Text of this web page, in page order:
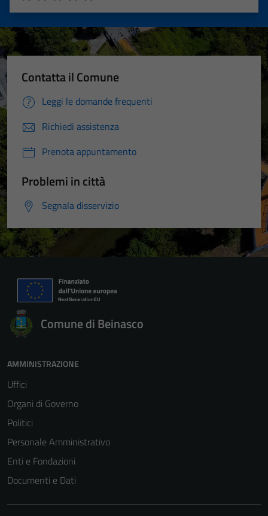
Valuta 5 stelle su 5
Valuta 4 stelle su 5
Valuta 3 stelle su 5
Valuta 2 stelle su 5
Valuta 1 stelle su 5
Contatta il Comune
Leggi le domande frequenti
Richiedi assistenza
Prenota appuntamento
Problemi in città
Segnala disservizio
Comune di Beinasco
AMMINISTRAZIONE
Uffici
Organi di Governo
Politici
Personale Amministrativo
Enti e Fondazioni
Documenti e Dati